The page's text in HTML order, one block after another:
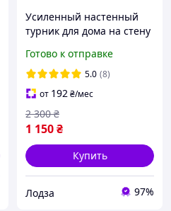
Усиленный настенный
турник для дома на стену
Готово к отправке
5.0 (8)
от 192₴/мес
1 150₴
2 300 ₴
Купить
Лодза 97%